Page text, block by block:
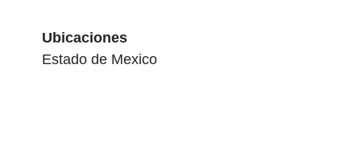
Ubicaciones
Estado de Mexico